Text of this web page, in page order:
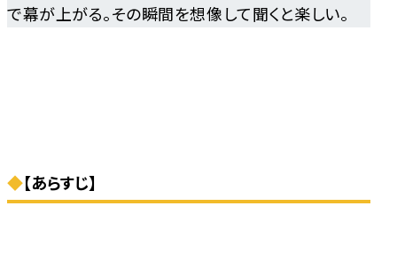
で幕が上がる。その瞬間を想像して聞くと楽しい。
◆【あらすじ】